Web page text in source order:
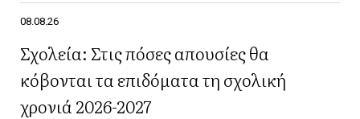
08.08.26
Σχολεία: Στις πόσες απουσίες θα
κόβονται τα επιδόματα τη σχολική
χρονιά 2026-2027